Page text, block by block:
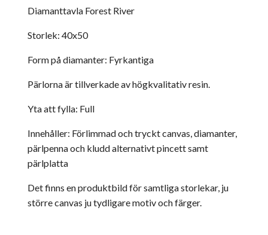
Diamanttavla Forest River
Storlek: 40x50
Form på diamanter: Fyrkantiga
Pärlorna är tillverkade av högkvalitativ resin.
Yta att fylla: Full
Innehåller: Förlimmad och tryckt canvas, diamanter,
pärlpenna och kludd alternativt pincett samt
pärlplatta
Det finns en produktbild för samtliga storlekar, ju
större canvas ju tydligare motiv och färger.